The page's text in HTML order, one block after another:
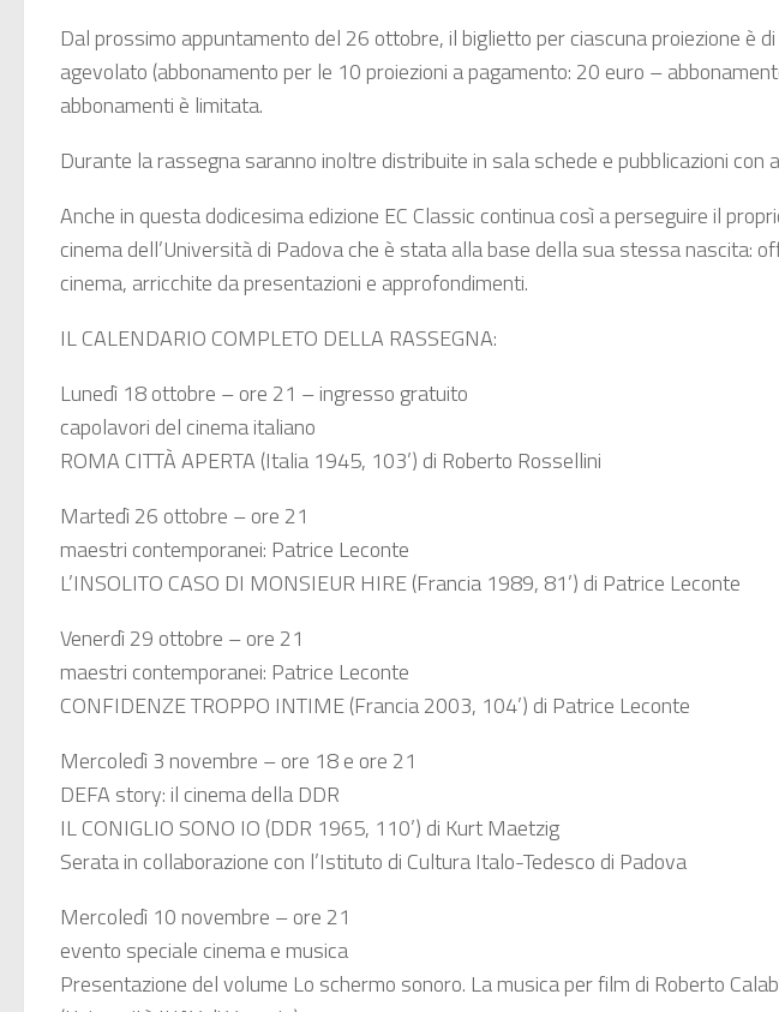
Dal prossimo appuntamento del 26 ottobre, il biglietto per ciascuna proiezione è
agevolato (abbonamento per le 10 proiezioni a pagamento: 20 euro –
abbonamenti è limitata.
Durante la rassegna saranno inoltre distribuite in sala schede e pubblicazioni con
Anche in questa dodicesima edizione EC Classic continua così a perseguire il
cinema dell’Università di Padova che è stata alla base della sua stessa
cinema, arricchite da presentazioni e approfondimenti.
IL CALENDARIO COMPLETO DELLA RASSEGNA:
Lunedì 18 ottobre – ore 21 – ingresso gratuito
capolavori del cinema italiano
ROMA CITTÀ APERTA (Italia 1945, 103’) di Roberto Rossellini
Martedì 26 ottobre – ore 21
maestri contemporanei: Patrice Leconte
L’INSOLITO CASO DI MONSIEUR HIRE (Francia 1989, 81’) di Patrice Leconte
Venerdì 29 ottobre – ore 21
maestri contemporanei: Patrice Leconte
CONFIDENZE TROPPO INTIME (Francia 2003, 104’) di Patrice Leconte
Mercoledì 3 novembre – ore 18 e ore 21
DEFA story: il cinema della DDR
IL CONIGLIO SONO IO (DDR 1965, 110’) di Kurt Maetzig
Serata in collaborazione con l’Istituto di Cultura Italo-Tedesco di Padova
Mercoledì 10 novembre – ore 21
evento speciale cinema e musica
Presentazione del volume Lo schermo sonoro. La musica per film di Roberto